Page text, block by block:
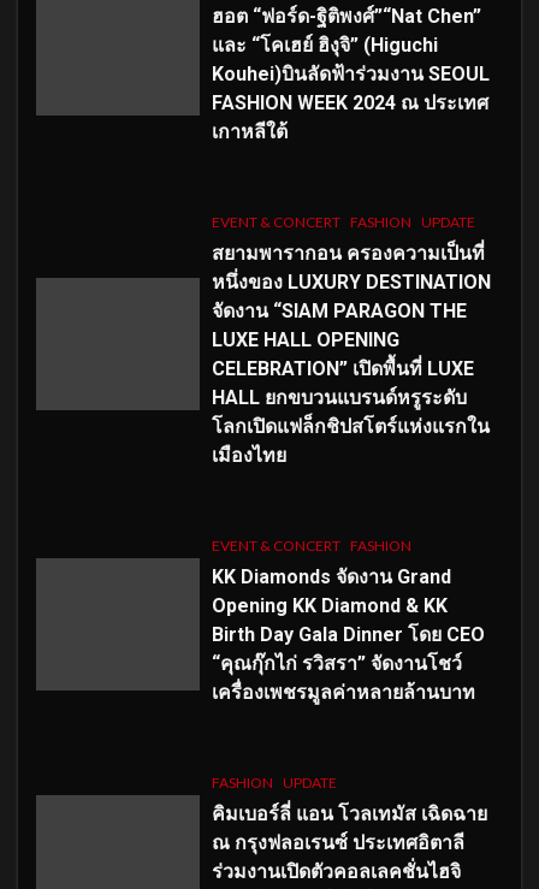
ฮอต “ฟอร์ด-ฐิติพงศ์”“Nat Chen”
และ “โคเฮย์ ฮิงุจิ” (Higuchi
Kouhei)บินลัดฟ้าร่วมงาน SEOUL
FASHION WEEK 2024 ณ ประเทศ
เกาหลีใต้
EVENT & CONCERT FASHION UPDATE
สยามพารากอน ครองความเป็นที่
หนึ่งของ LUXURY DESTINATION
จัดงาน “SIAM PARAGON THE
LUXE HALL OPENING
CELEBRATION” เปิดพื้นที่ LUXE
HALL ยกขบวนแบรนด์หรูระดับ
โลกเปิดแฟล็กชิปสโตร์แห่งแรกใน
เมืองไทย
EVENT & CONCERT FASHION
KK Diamonds จัดงาน Grand
Opening KK Diamond & KK
Birth Day Gala Dinner โดย CEO
“คุณกุ๊กไก่ รวิสรา” จัดงานโชว์
เครื่องเพชรมูลค่าหลายล้านบาท
FASHION UPDATE
คิมเบอร์ลี่ แอน โวลเทมัส เฉิดฉาย
ณ กรุงฟลอเรนซ์ ประเทศอิตาลี
ร่วมงานเปิดตัวคอลเลคชั่นไฮจิ